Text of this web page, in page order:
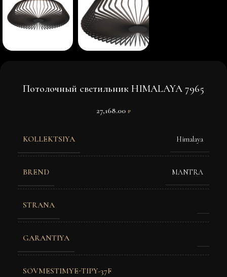
Потолочный светильник HIMALAYA 7965
27,168.00 ₽
KOLLEKTSIYA Himalaya
BREND MANTRA
STRANA
GARANTIYA
SOVMESTIMYE-TIPY-37F